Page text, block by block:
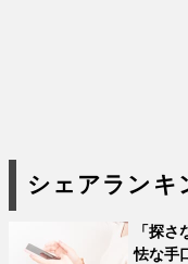
シェアランキ
「探
怯な手